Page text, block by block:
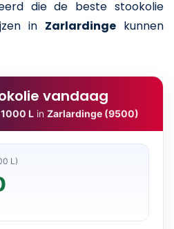
die de beste stookolie
in Zarlardinge kunnen
vandaag
1000 L in Zarlardinge (9500)
L)